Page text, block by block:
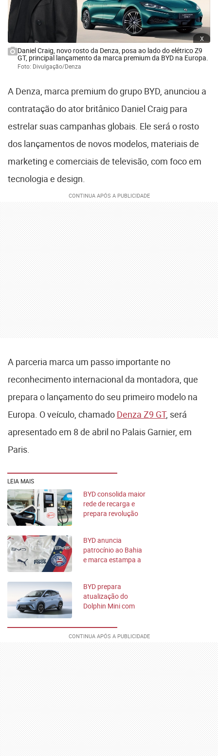
x
Daniel Craig, novo rosto da Denza, posa ao lado do elétrico Z9
GT, principal lançamento da marca premium da BYD na Europa.
Foto: Divulgação/Denza
A Denza, marca premium do grupo BYD, anunciou a
contratação do ator britânico Daniel Craig para
estrelar suas campanhas globais. Ele será o rosto
dos lançamentos de novos modelos, materiais de
marketing e comerciais de televisão, com foco em
tecnologia e design.
A parceria marca um passo importante no
reconhecimento internacional da montadora, que
prepara o lançamento do seu primeiro modelo na
Europa. O veículo, chamado Denza Z9 GT, será
apresentado em 8 de abril no Palais Garnier, em
Paris.
LEIA MAIS
BYD consolida maior
rede de recarga e
prepara revolução
BYD anuncia
patrocínio ao Bahia
e marca estampa a
BYD prepara
atualização do
Dolphin Mini com